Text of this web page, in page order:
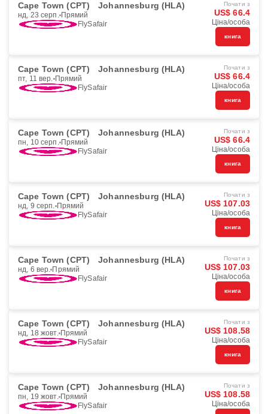
Cape Town (CPT) Johannesburg (HLA)
нд, 23 серп. Прямий
FlySafair
Почати з
US$ 66.4
Ціна/особа
книга
Cape Town (CPT) Johannesburg (HLA)
пт, 11 вер. Прямий
FlySafair
Почати з
US$ 66.4
Ціна/особа
книга
Cape Town (CPT) Johannesburg (HLA)
пн, 10 серп. Прямий
FlySafair
Почати з
US$ 66.4
Ціна/особа
книга
Cape Town (CPT) Johannesburg (HLA)
нд, 9 серп. Прямий
FlySafair
Почати з
US$ 107.03
Ціна/особа
книга
Cape Town (CPT) Johannesburg (HLA)
нд, 6 вер. Прямий
FlySafair
Почати з
US$ 107.03
Ціна/особа
книга
Cape Town (CPT) Johannesburg (HLA)
нд, 18 жовт. Прямий
FlySafair
Почати з
US$ 108.58
Ціна/особа
книга
Cape Town (CPT) Johannesburg (HLA)
пн, 19 жовт. Прямий
FlySafair
Почати з
US$ 108.58
Ціна/особа